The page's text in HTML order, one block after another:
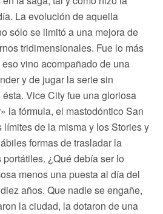
La evolución de aquella
sólo se limitó a una mejora de
tridimensionales. Fue lo más
vino acompañado de una
y de jugar la serie sin
Vice City fue una gloriosa
la fórmula, el mastodóntico San
de la misma y los Stories y
formas de trasladar la
¿Qué debía ser lo
menos una puesta al día del
años. Que nadie se engañe,
la ciudad, la dotaron de una